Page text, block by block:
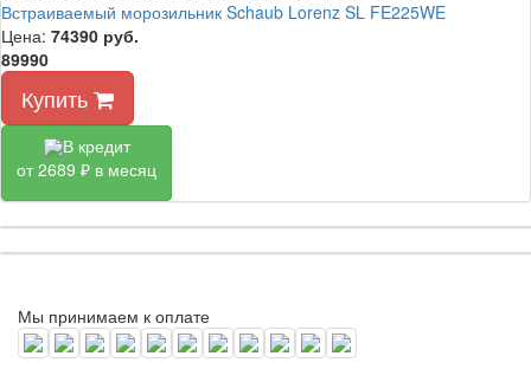
Встраиваемый морозильник Schaub Lorenz SL FE225WE
Цена: 74390 руб.
89990
Купить
В кредит
от 2689 ₽ в месяц
Мы принимаем к оплате